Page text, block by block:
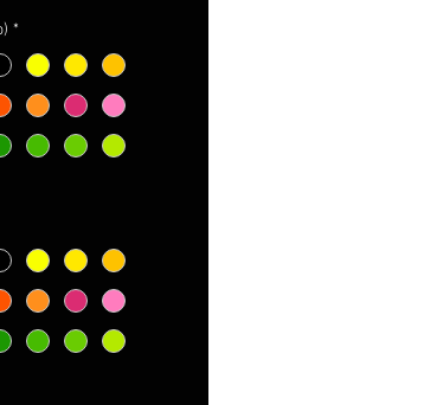
con la
y con
facilitar su
e
y
a incorporar
las líneas
los logos
la K y de la Z
*